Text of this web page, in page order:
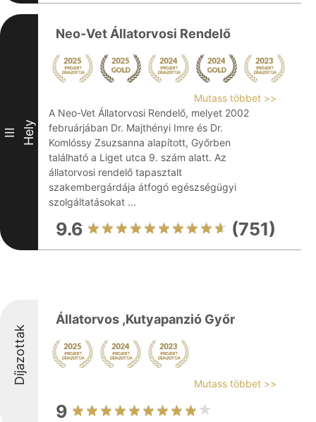
III Hely
Neo-Vet Állatorvosi Rendelő
Mutass többet >>
A Neo-Vet Állatorvosi Rendelő, melyet 2002
februárjában Dr. Majthényi Imre és Dr.
Komlóssy Zsuzsanna alapított, Győrben
található a Liget utca 9. szám alatt. Az
állatorvosi rendelő tapasztalt
szakembergárdája átfogó egészségügyi
szolgáltatásokat ...
9.6 (751)
Díjazottak
Állatorvos ,Kutyapanzió Győr
Mutass többet >>
9